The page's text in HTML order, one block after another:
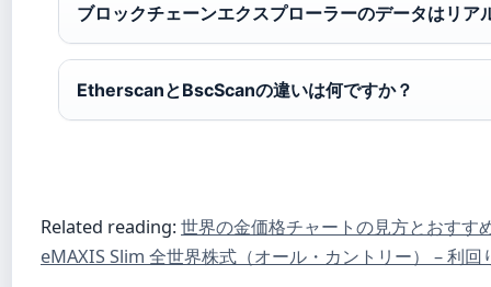
ブロックチェーンエクスプローラーのデータはリア
EtherscanとBscScanの違いは何ですか？
Related reading:世界の金価格チャートの見方とおす
eMAXIS Slim 全世界株式（オール・カントリー） – 利